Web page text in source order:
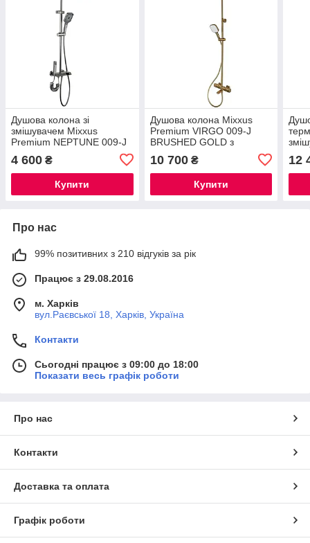
Душова колона зі
змішувачем Mixxus
Premium NEPTUNE 009-J
перемикання, 4 режими
(MI6833)
4 600 ₴
Купити
Душова колона Mixxus
Premium VIRGO 009-J
BRUSHED GOLD з
змішувачем,3 функції
(MI6649)
10 700₴
Купити
12
Про нас
99% позитивних з 210 відгуків за рік
Працює з 29.08.2016
м. Харків
вул.Раєвської 18, Харків, Україна
Контакти
Сьогодні працює з 09:00 до 18:00
Показати весь графік роботи
Про нас
Контакти
Доставка та оплата
Графік роботи